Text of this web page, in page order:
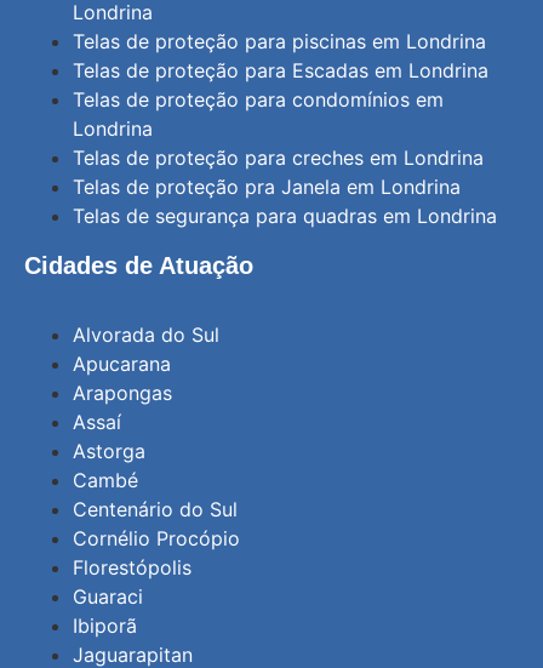
Londrina
Telas de proteção para piscinas em Londrina
Telas de proteção para Escadas em Londrina
Telas de proteção para condomínios em
Londrina
Telas de proteção para creches em Londrina
Telas de proteção pra Janela em Londrina
Telas de segurança para quadras em Londrina
Cidades de Atuação
Alvorada do Sul
Apucarana
Arapongas
Assaí
Astorga
Cambé
Centenário do Sul
Cornélio Procópio
Florestópolis
Guaraci
Ibiporã
Jaguarapitan